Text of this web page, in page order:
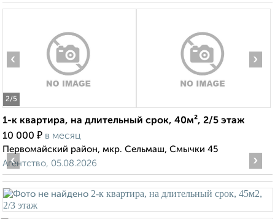
2/5
‹ ›
1-к квартира, на длительный срок, 40м², 2/5 этаж
10 000 ₽ в месяц
Первомайский район, мкр. Сельмаш, Смычки 45
Агентство, 05.08.2026
‹ ›